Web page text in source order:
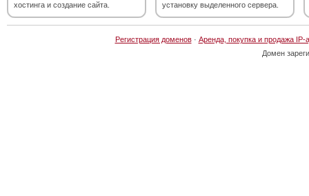
хостинга и создание сайта.
установку выделенного сервера.
Регистрация доменов· Аренда, покупка и продажа IP-
Домен